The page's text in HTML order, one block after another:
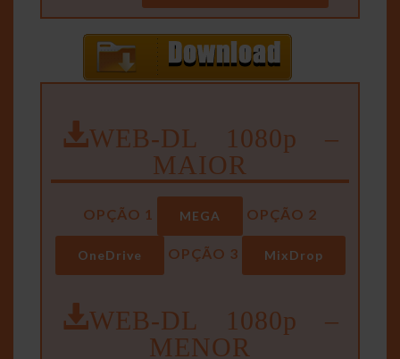
WEB-DL 1080p –
MAIOR
OPÇÃO 1 MEGA OPÇÃO 2
OneDrive OPÇÃO 3 MixDrop
WEB-DL 1080p –
MENOR